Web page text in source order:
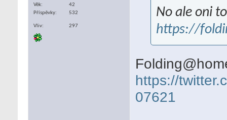
Věk
42
Příspěvky
532
Vliv 297
No ale oni
https://
https://
07621